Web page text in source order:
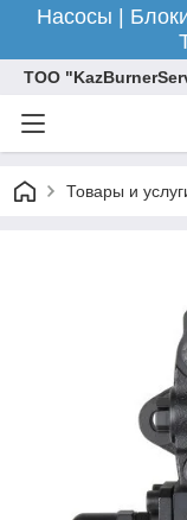
Насосы |
ТОО
Товары и